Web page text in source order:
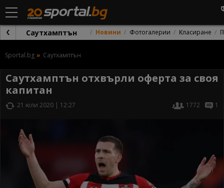
Саутхамптън Новини Фотогалерии Класиране
Sportal.bg Саутхамптън
Саутхамптън отхвърли оферта за своя
капитан
21 юли 2020 | 12:27 1772 1